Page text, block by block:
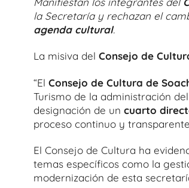
la Secretaría y rechazan el
agenda cultural.
La misiva del Consejo de
“El Consejo de Cultura de
Turismo de la administración
designación de un cuarto
proceso continuo y
El Consejo de Cultura ha
temas específicos como la
modernización de esta